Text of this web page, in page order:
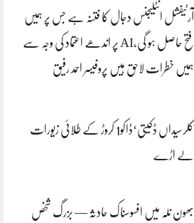
آرٹیفشل انٹلیجنس دجال کا فتنہ ہے جس پر ہمیں
فتح حاصل ہو گی،AI پر اندھے اعتماد کی وجہ سے
ہمیں خطرات لاحق ہیں پروفیسر احمد رفیق
کلرسیداں ڈکیتی‘ڈاکو1 کروڑ کے طلائی زیورات
لے اڑے
بھون نلہ میں افسوسناک حادثہ — بزرگ شخص